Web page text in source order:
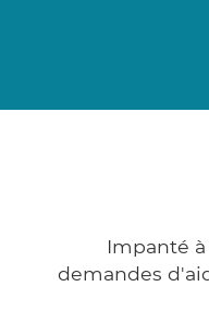
Impanté
demandes